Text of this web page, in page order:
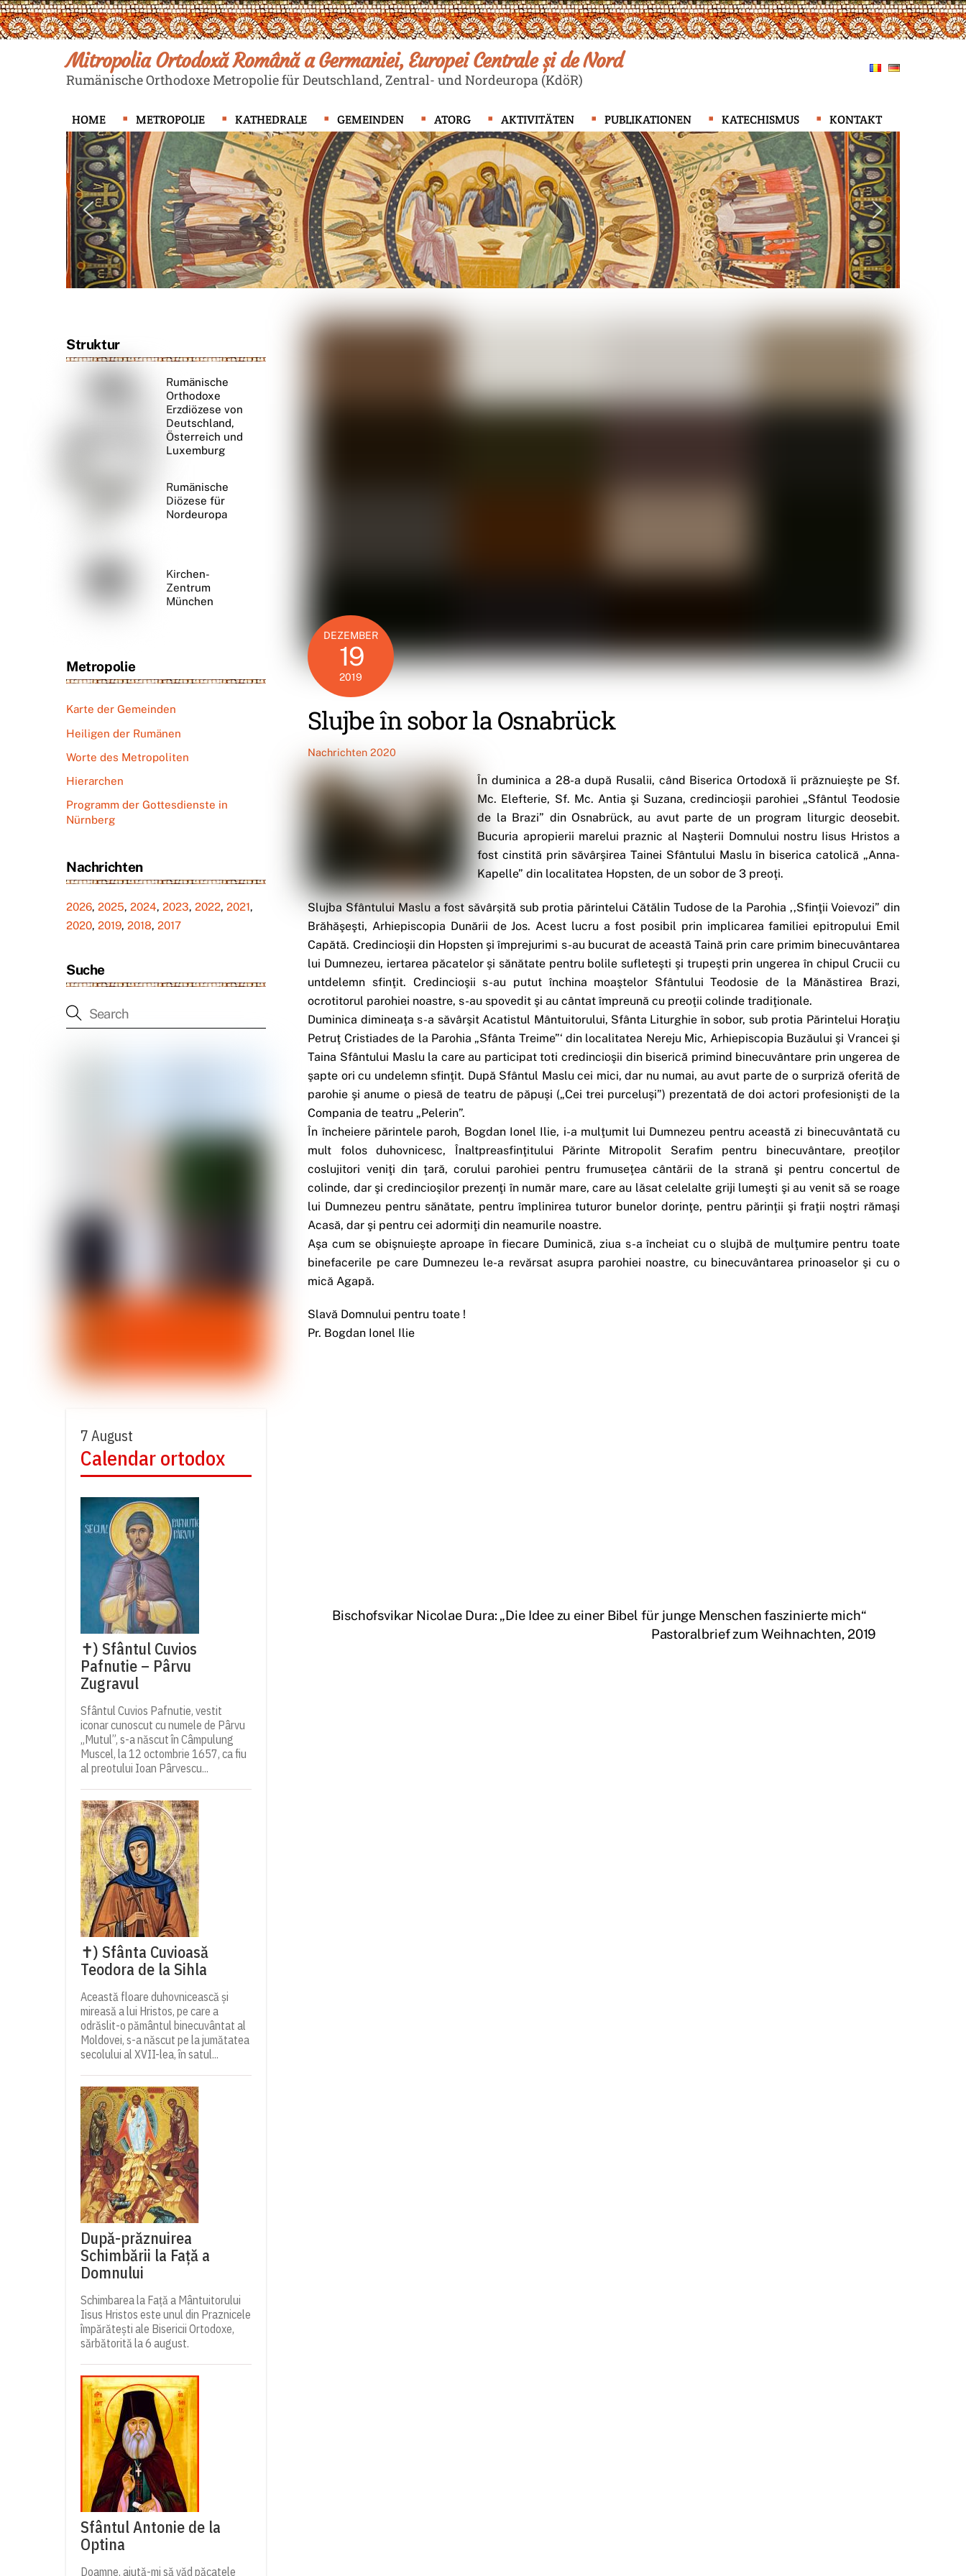
Skip
to
Mitropolia Ortodoxă Română a Germaniei, Europei Centrale și de Nord
Rumänische Orthodoxe Metropolie für Deutschland, Zentral- und Nordeuropa (KdöR)
HOME METROPOLIE KATHEDRALE GEMEINDEN ATORG AKTIVITÄTEN PUBLIKATIONEN KATECHISMUS KONTAKT
DEZEMBER
19
2019
Slujbe în sobor la Osnabrück
Nachrichten 2020
În duminica a 28-a după Rusalii, când Biserica Ortodoxă îi prăznuieşte pe Sf.
Mc. Elefterie, Sf. Mc. Antia şi Suzana, credincioşii parohiei „Sfântul Teodosie
de la Brazi” din Osnabrück, au avut parte de un program liturgic deosebit.
Bucuria apropierii marelui praznic al Naşterii Domnului nostru Iisus Hristos a
fost cinstită prin săvârşirea Tainei Sfântului Maslu în biserica catolică „Anna-
Kapelle” din localitatea Hopsten, de un sobor de 3 preoţi.
Slujba Sfântului Maslu a fost săvârșită sub protia părintelui Cătălin Tudose de la Parohia ,,Sfinţii Voievozi” din
Brăhăşeşti, Arhiepiscopia Dunării de Jos. Acest lucru a fost posibil prin implicarea familiei epitropului Emil
Capătă. Credincioşii din Hopsten şi împrejurimi s-au bucurat de această Taină prin care primim binecuvântarea
lui Dumnezeu, iertarea păcatelor şi sănătate pentru bolile sufleteşti şi trupeşti prin ungerea în chipul Crucii cu
untdelemn sfinţit. Credincioşii s-au putut închina moaştelor Sfântului Teodosie de la Mănăstirea Brazi,
ocrotitorul parohiei noastre, s-au spovedit şi au cântat împreună cu preoţii colinde tradiţionale.
Duminica dimineaţa s-a săvârşit Acatistul Mântuitorului, Sfânta Liturghie în sobor, sub protia Părintelui Horaţiu
Petruţ Cristiades de la Parohia „Sfânta Treime”‘ din localitatea Nereju Mic, Arhiepiscopia Buzăului şi Vrancei şi
Taina Sfântului Maslu la care au participat toti credincioşii din biserică primind binecuvântare prin ungerea de
şapte ori cu undelemn sfinţit. După Sfântul Maslu cei mici, dar nu numai, au avut parte de o surpriză oferită de
parohie şi anume o piesă de teatru de păpuşi („Cei trei purceluşi”) prezentată de doi actori profesionişti de la
Compania de teatru „Pelerin”.
În încheiere părintele paroh, Bogdan Ionel Ilie, i-a mulţumit lui Dumnezeu pentru această zi binecuvântată cu
mult folos duhovnicesc, Înaltpreasfinţitului Părinte Mitropolit Serafim pentru binecuvântare, preoţilor
coslujitori veniţi din ţară, corului parohiei pentru frumuseţea cântării de la strană şi pentru concertul de
colinde, dar şi credincioşilor prezenţi în număr mare, care au lăsat celelalte griji lumeşti şi au venit să se roage
lui Dumnezeu pentru sănătate, pentru împlinirea tuturor bunelor dorinţe, pentru părinţii şi fraţii noştri rămaşi
Acasă, dar şi pentru cei adormiţi din neamurile noastre.
Aşa cum se obişnuieşte aproape în fiecare Duminică, ziua s-a încheiat cu o slujbă de mulţumire pentru toate
binefacerile pe care Dumnezeu le-a revărsat asupra parohiei noastre, cu binecuvântarea prinoaselor şi cu o
mică Agapă.
Slavă Domnului pentru toate !
Pr. Bogdan Ionel Ilie
Bischofsvikar Nicolae Dura: „Die Idee zu einer Bibel für junge Menschen faszinierte mich“
Pastoralbrief zum Weihnachten, 2019
Struktur
Rumänische
Orthodoxe
Erzdiözese von
Deutschland,
Österreich und
Luxemburg
Rumänische
Diözese für
Nordeuropa
Kirchen-
Zentrum
München
Metropolie
Karte der Gemeinden
Heiligen der Rumänen
Worte des Metropoliten
Hierarchen
Programm der Gottesdienste in
Nürnberg
Nachrichten
2026, 2025, 2024, 2023, 2022, 2021,
2020, 2019, 2018, 2017
Suche
7 August
Calendar ortodox
✝) Sfântul Cuvios
Pafnutie – Pârvu
Zugravul
Sfântul Cuvios Pafnutie, vestit
iconar cunoscut cu numele de Pârvu
„Mutul”, s-a născut în Câmpulung
Muscel, la 12 octombrie 1657, ca fiu
al preotului Ioan Pârvescu...
✝) Sfânta Cuvioasă
Teodora de la Sihla
Această floare duhovnicească și
mireasă a lui Hristos, pe care a
odrăslit-o pământul binecuvântat al
Moldovei, s-a născut pe la jumătatea
secolului al XVII-lea, în satul...
După-prăznuirea
Schimbării la Față a
Domnului
Schimbarea la Față a Mântuitorului
Iisus Hristos este unul din Praznicele
împărătești ale Bisericii Ortodoxe,
sărbătorită la 6 august.
Sfântul Antonie de la
Optina
Doamne, ajută-mi să văd păcatele